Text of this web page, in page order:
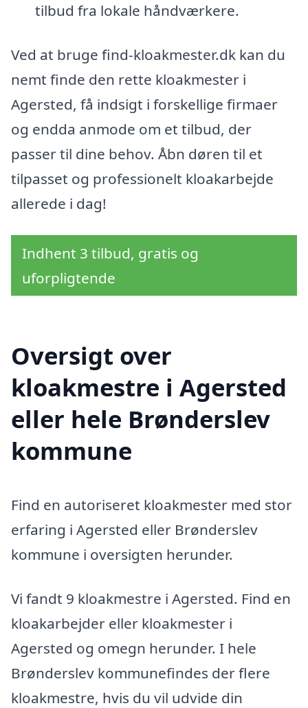
tilbud fra lokale håndværkere.
Ved at bruge find-kloakmester.dk kan du
nemt finde den rette kloakmester i
Agersted, få indsigt i forskellige firmaer
og endda anmode om et tilbud, der
passer til dine behov. Åbn døren til et
tilpasset og professionelt kloakarbejde
allerede i dag!
Indhent 3 tilbud, gratis og
uforpligtende
Oversigt over
kloakmestre i Agersted
eller hele Brønderslev
kommune
Find en autoriseret kloakmester med stor
erfaring i Agersted eller Brønderslev
kommune i oversigten herunder.
Vi fandt 9 kloakmestre i Agersted. Find en
kloakarbejder eller kloakmester i
Agersted og omegn herunder. I hele
Brønderslev kommunefindes der flere
kloakmestre, hvis du vil udvide din